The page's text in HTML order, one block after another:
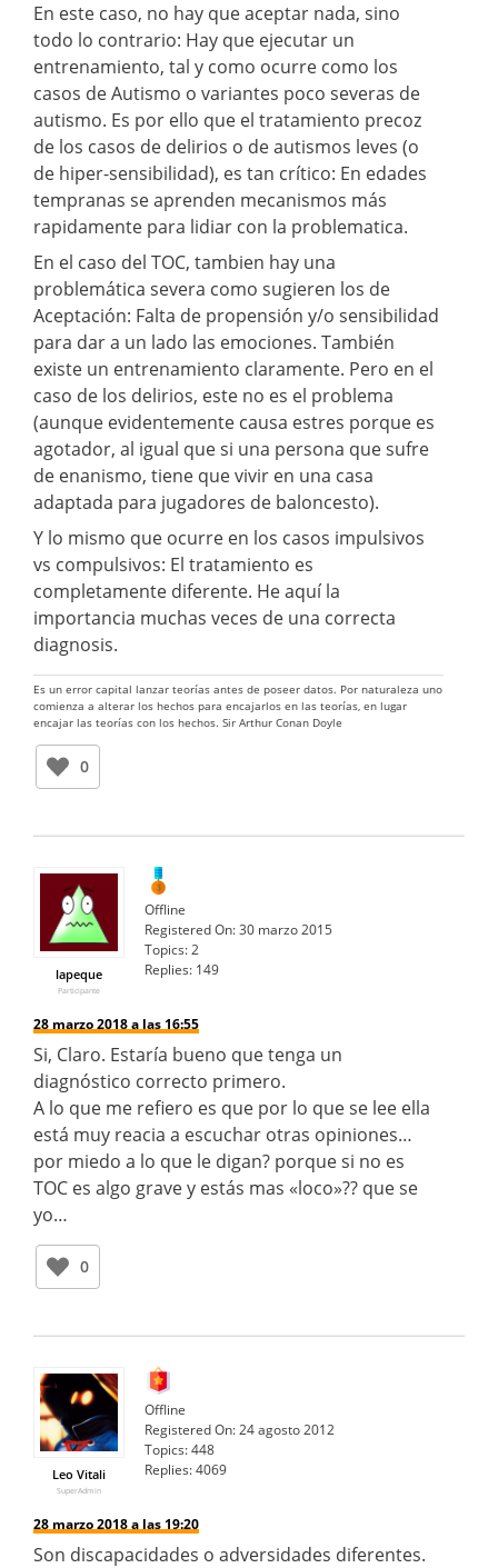
En este caso, no hay que aceptar nada, sino
todo lo contrario: Hay que ejecutar un
entrenamiento, tal y como ocurre como los
casos de Autismo o variantes poco severas de
autismo. Es por ello que el tratamiento precoz
de los casos de delirios o de autismos leves (o
de hiper-sensibilidad), es tan crítico: En edades
tempranas se aprenden mecanismos más
rapidamente para lidiar con la problematica.
En el caso del TOC, tambien hay una
problemática severa como sugieren los de
Aceptación: Falta de propensión y/o sensibilidad
para dar a un lado las emociones. También
existe un entrenamiento claramente. Pero en el
caso de los delirios, este no es el problema
(aunque evidentemente causa estres porque es
agotador, al igual que si una persona que sufre
de enanismo, tiene que vivir en una casa
adaptada para jugadores de baloncesto).
Y lo mismo que ocurre en los casos impulsivos
vs compulsivos: El tratamiento es
completamente diferente. He aquí la
importancia muchas veces de una correcta
diagnosis.
Es un error capital lanzar teorías antes de poseer datos. Por naturaleza uno
comienza a alterar los hechos para encajarlos en las teorías, en lugar
encajar las teorías con los hechos. Sir Arthur Conan Doyle
0
lapeque
Participante
Offline
Registered On:30 marzo 2015
Topics:2
Replies: 149
28 marzo 2018 a las 16:55
Si, Claro. Estaría bueno que tenga un
diagnóstico correcto primero.
A lo que me refiero es que por lo que se lee ella
está muy reacia a escuchar otras opiniones…
por miedo a lo que le digan? porque si no es
TOC es algo grave y estás mas «loco»?? que se
yo…
0
Leo Vitali
SuperAdmin
Offline
Registered On:24 agosto 2012
Topics:448
Replies:4069
28 marzo 2018 a las 19:20
Son discapacidades o adversidades diferentes.